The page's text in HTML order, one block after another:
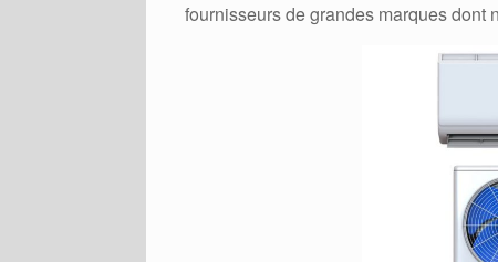
fournisseurs de grandes marques dont